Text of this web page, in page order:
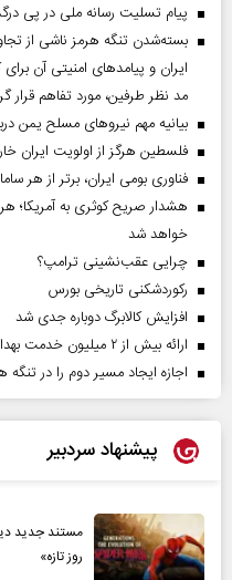
پیام تسلیت رسانه ملی در پی
بسته‌شدن تنگه هرمز ناشی از
ایران و پیامد‌های امنیتی آن
مد نظر طرفین، مورد تفاهم قرار
بیانیه مهم نیروهای مسلح یمن
فلسطین هرگز از اولویت ایران
فناوری بومی ایران، برتر از هر
هشدار صریح کوثری به آمریکا؛ هر
خواهد شد
چرایی عقب‌نشینی ترامپ؟
رکوردشکنی تاریخی بورس
افزایش کالابرگ دوباره جدی شد
ارائه بیش از ۲ میلیون خدمت بهداشتی در اربعین حسینی
اجازه ایجاد مسیر دوم را در
پیشنهاد سردبیر
مستند جدید
روز تازه»